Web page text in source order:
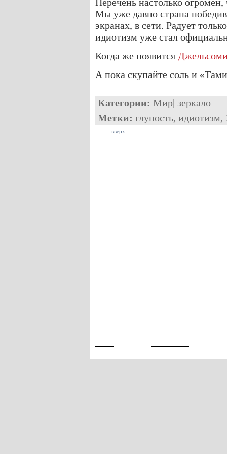
Мы уже давно страна
экранах, в сети. Радует
идиотизм уже стал
Когда же появится
А пока скупайте соль и
Категории: Мир| зеркало
Метки: глупость, идиотизм,
вверх